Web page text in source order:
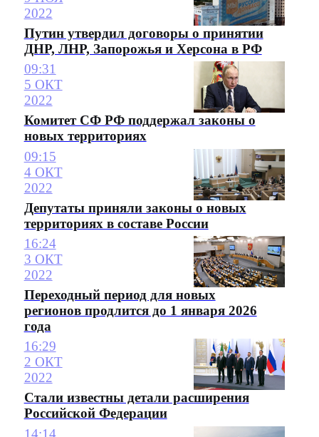
2022
Путин утвердил договоры о принятии
ДНР, ЛНР, Запорожья и Херсона в РФ
09:31
5 ОКТ
2022
Комитет СФ РФ поддержал законы о
новых территориях
09:15
4 ОКТ
2022
Депутаты приняли законы о новых
территориях в составе России
16:24
3 ОКТ
2022
Переходный период для новых
регионов продлится до 1 января 2026
года
16:29
2 ОКТ
2022
Стали известны детали расширения
Российской Федерации
14:14